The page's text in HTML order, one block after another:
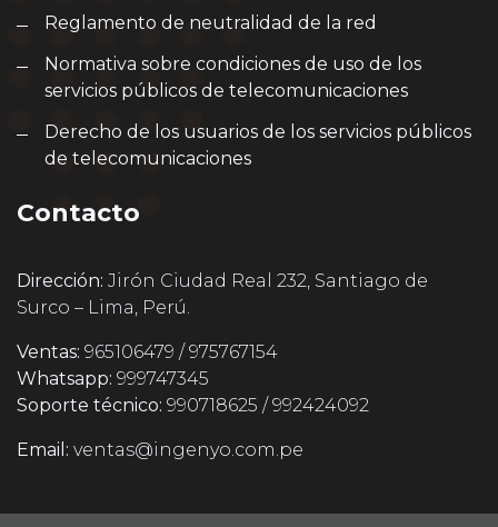
Reglamento de neutralidad de la red
Normativa sobre condiciones de uso de los
servicios públicos de telecomunicaciones
Derecho de los usuarios de los servicios públicos
de telecomunicaciones
Contacto
Dirección: Jirón Ciudad Real 232, Santiago de
Surco – Lima, Perú.
Ventas: 965106479 / 975767154
Whatsapp: 999747345
Soporte técnico: 990718625 / 992424092
Email: ventas@ingenyo.com.pe